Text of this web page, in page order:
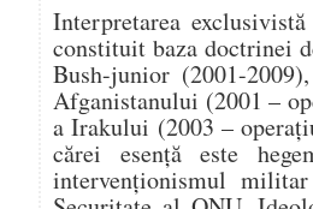
Interpretarea
constituit baza doctrinei
Bush-junior (2001-
Afganistanului (2001 –
a Irakului (2003 –
cărei esență este
intervenționismul